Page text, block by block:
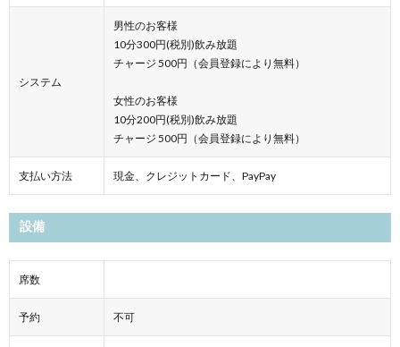
システム
男性のお客様
10分300円(税別)飲み放題
チャージ 500円（会員登録により無料）
女性のお客様
10分200円(税別)飲み放題
チャージ 500円（会員登録により無料）
支払い方法 現金、クレジットカード、PayPay
設備
席数
予約 不可